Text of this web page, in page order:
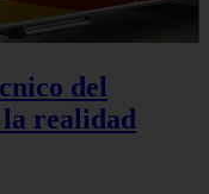
del
realidad